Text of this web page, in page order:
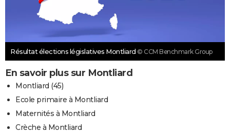
Résultat élections législatives Montliard © CCM Benchmark Group
En savoir plus sur Montliard
Montliard (45)
Ecole primaire à Montliard
Maternités à Montliard
Crèche à Montliard